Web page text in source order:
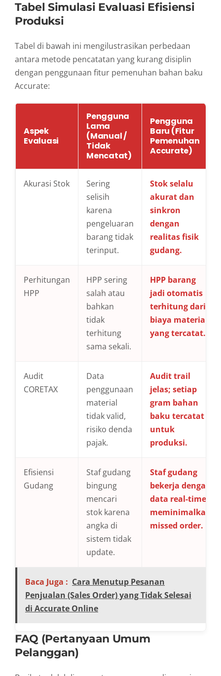
Tabel Simulasi Evaluasi Efisiensi
Produksi
Tabel di bawah ini mengilustrasikan perbedaan
antara metode pencatatan yang kurang disiplin
dengan penggunaan fitur pemenuhan bahan baku
Accurate:
Aspek
Evaluasi
Pengguna
Lama
(Manual /
Tidak
Mencatat)
Pengguna
Baru (Fitur
Pemenuhan
Accurate)
Akurasi Stok
Sering
selisih
karena
pengeluaran
barang tidak
terinput.
Stok selalu
akurat dan
sinkron
dengan
realitas fisik
gudang.
Perhitungan
HPP
HPP sering
salah atau
bahkan
tidak
terhitung
sama sekali.
HPP barang
jadi otomatis
terhitung dari
biaya material
yang tercatat.
Audit
CORETAX
Data
penggunaan
material
tidak valid,
risiko denda
pajak.
Audit trail
jelas; setiap
gram bahan
baku tercatat
untuk
produksi.
Efisiensi
Gudang
Staf gudang
bingung
mencari
stok karena
angka di
sistem tidak
update.
Staf gudang
bekerja dengan
data real-time,
meminimalkan
missed order.
Baca Juga : Cara Menutup Pesanan
Penjualan (Sales Order) yang Tidak Selesai
di Accurate Online
FAQ (Pertanyaan Umum
Pelanggan)